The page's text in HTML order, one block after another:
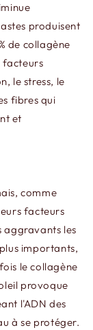
produisent
de collagène
facteurs
le stress, le
fibres qui
et
comme
facteurs
aggravants les
importants,
le collagène
provoque
l'ADN des
à se protéger.